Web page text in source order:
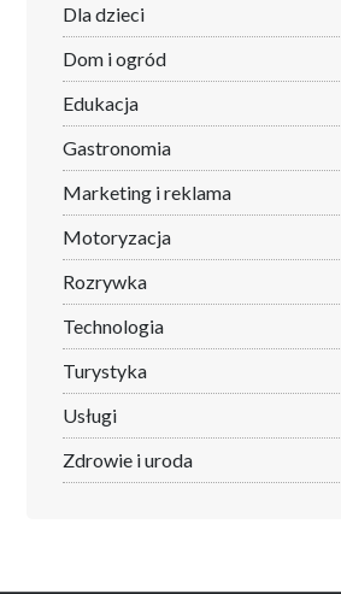
Dla dzieci
Dom i ogród
Edukacja
Gastronomia
Marketing i reklama
Motoryzacja
Rozrywka
Technologia
Turystyka
Usługi
Zdrowie i uroda